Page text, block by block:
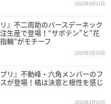
2020年3月11日
リ』不二周助のバースデーネック
生産で登場！“サボテン”と“花
輪”がモチーフ
2020年3月10日
プリ』不動峰・六角メンバーのフ
が登場！橘は決意と根性を感じ
2020年3月10日